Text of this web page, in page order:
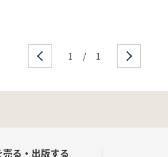
1 / 1
る・出版する